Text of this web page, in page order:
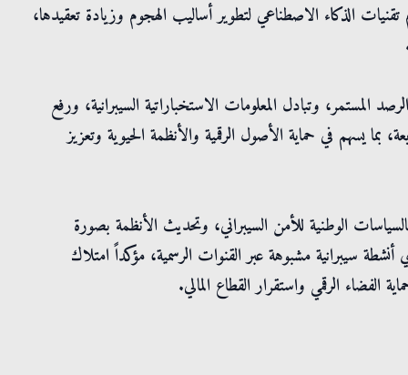
الذكاء الاصطناعي لتطوير أساليب الهجوم وزيادة تعقيدها،
المستمر، وتبادل المعلومات الاستخباراتية السيبرانية، ورفع
يسهم في حماية الأصول الرقمية والأنظمة الحيوية وتعزيز
الوطنية للأمن السيبراني، وتحديث الأنظمة بصورة
سيبرانية مشبوهة عبر القنوات الرسمية، مؤكداً امتلاك
الفضاء الرقمي واستقرار القطاع المالي.